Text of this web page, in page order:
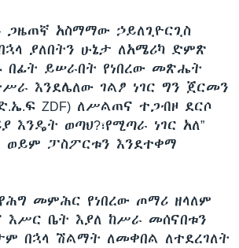
ጋዜጠኛ አስማማው ኃይለጊዮርጊስ
ያለበትን ሁኔታ ለአሜሪካ ድምጽ
በፊት ይሠራበት የነበረው መጽሔት
እንደሌለው ገልፆ ነገር ግን ጀርመን
ZDF) ለሥልጠና ተጋብዞ ደርሶ
እንዴት ወጣህ?፣የሚጣራ ነገር አለ”
ወይም ፓስፖርቱን እንደተቀማ
መምሕር የነበረው ጦማሪ ዘላለም
እሥር ቤት እያለ ከሥራ መሰናበቱን
በኋላ ሽልማት ለመቀበል ለተደረገለት